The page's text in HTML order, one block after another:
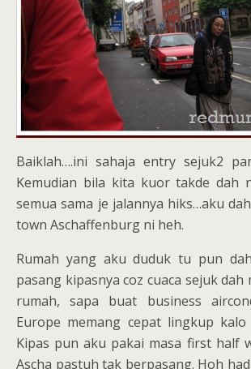
Baiklah….ini sahaja entry sejuk2
Kemudian bila kita kuor takde dah
semua sama je jalannya hiks…aku
town Aschaffenburg ni heh.
Rumah yang aku duduk tu pun
pasang kipasnya coz cuaca sejuk dah
rumah, sapa buat business
Europe memang cepat lingkup
Kipas pun aku pakai masa first half
Ascha pastuh tak berpasang. Hoh